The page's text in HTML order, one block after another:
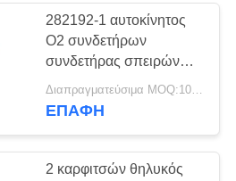
282192-1 αυτοκίνητος
Ο2 συνδετήρων
συνδετήρας σπειρών
ανάφλεξης αισθητήρων
4 AMP τρόπων
ΕΠΑΦΉ
2 καρφιτσών θηλυκός